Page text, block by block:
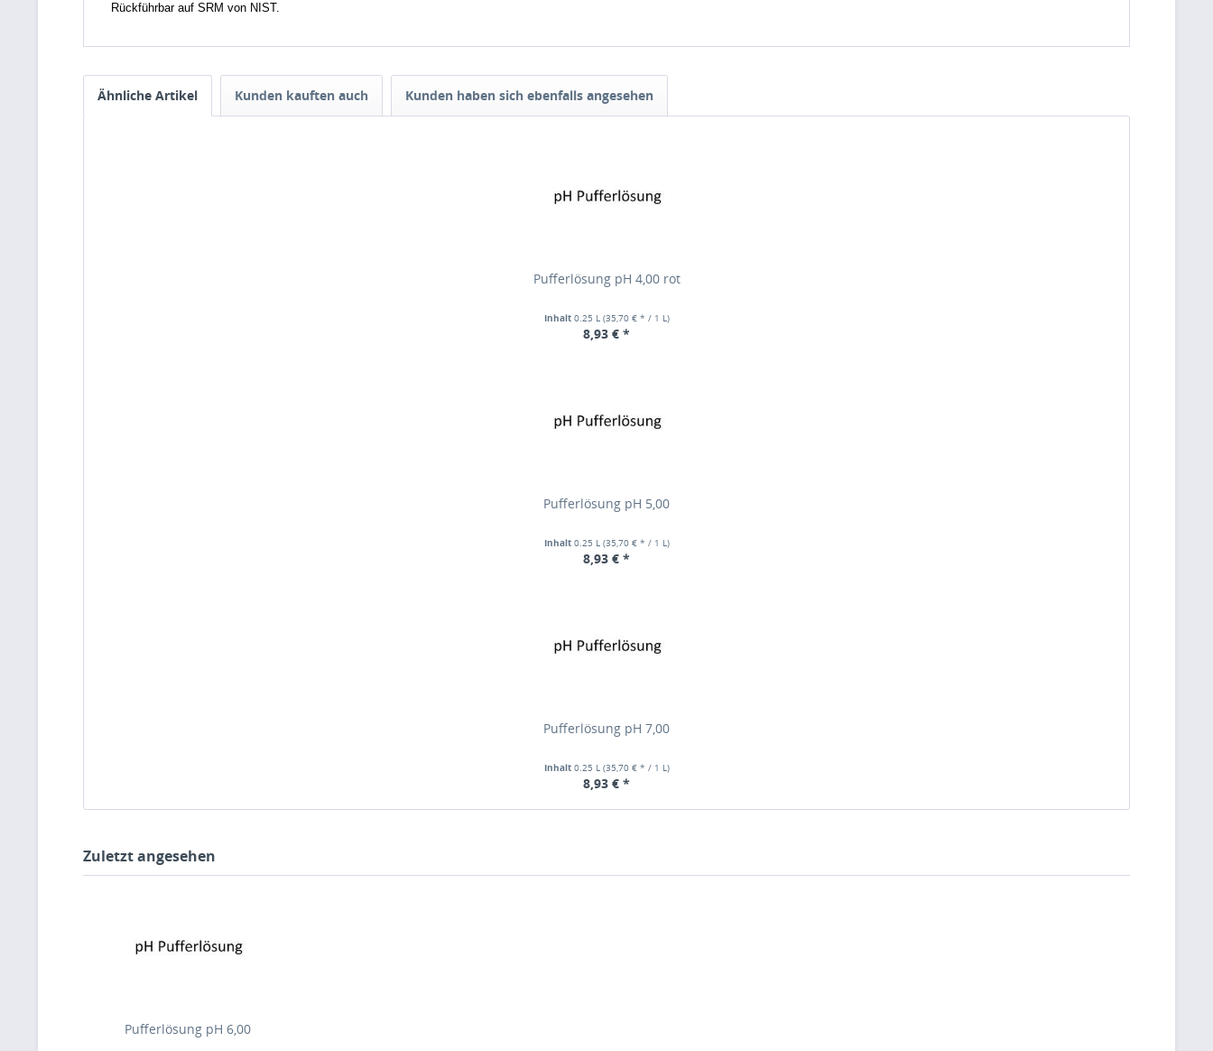
Rückführbar auf SRM von NIST.
Ähnliche Artikel Kunden kauften auch Kunden haben sich ebenfalls angesehen
Pufferlösung pH 4,00 rot
Inhalt 0.25 L (35,70 € * / 1 L)
8,93 € *
Pufferlösung pH 5,00
Inhalt 0.25 L (35,70 € * / 1 L)
8,93 € *
Pufferlösung pH 7,00
Inhalt 0.25 L (35,70 € * / 1 L)
8,93 € *
Zuletzt angesehen
Pufferlösung pH 6,00